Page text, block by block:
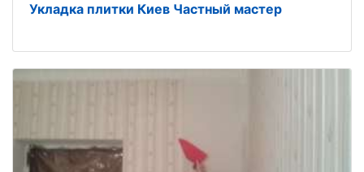
Укладка плитки Киев Частный мастер